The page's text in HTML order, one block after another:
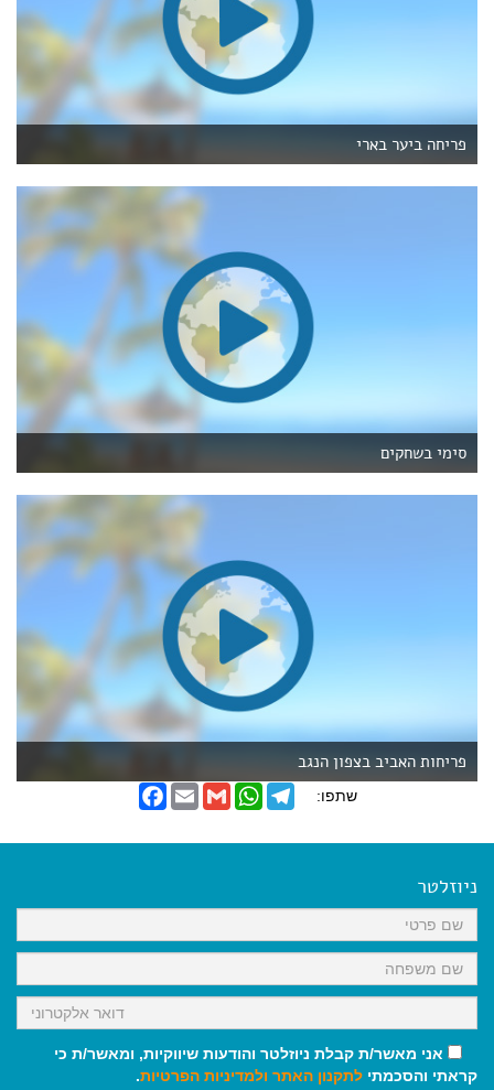
פריחה ביער בארי
סימי בשחקים
פריחות האביב בצפון הנגב
שתפו:
F
a
e
k
E
m
i
G
m
i
W
h
t
p
T
e
e
m
ניוזלטר
אני מאשר/ת קבלת ניוזלטר והודעות שיווקיות, ומאשר/ת כי
קראתי והסכמתי לתקנון האתר ולמדיניות הפרטיות.